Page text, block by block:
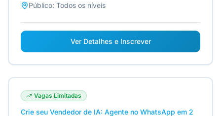
Público: Todos os níveis
Ver Detalhes e Inscrever
Vagas Limitadas
Crie seu Vendedor de IA: Agente no WhatsApp em 2